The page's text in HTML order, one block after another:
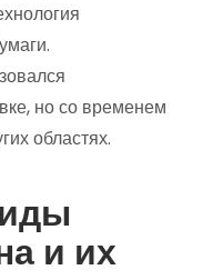
но со временем
областях.
и их